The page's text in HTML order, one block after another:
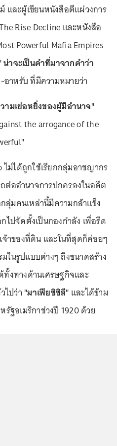
และผู้เขียนหนังสือตีแผ่วงการ
Rise Decline และหนังสือ
Powerful Mafia Empires
น่าจะเป็นคำที่มาจากคำว่า
าหรับ ที่มีความหมายว่า
มเย่อหยิ่งของผู้มีอำนาจ"
the arrogance of the
ม่ได้ถูกใช้เรียกกลุ่มอาชญากร
ออำนาจการปกครองในอดีต
ลุ่มคนเหล่านี้มีความกล้าแข็ง
ปจัดตั้งเป็นกองกำลัง เพื่อรีด
จ้าของที่ดิน และในที่สุดก็ค่อยๆ
นรูปแบบต่างๆ ถึงขนาดสร้าง
ทั้งทางด้านเศรษฐกิจและ
ไปว่า "มาเฟียซิซิลี" และได้ข้าม
ฐอเมริกาช่วงปี 1920 ด้วย